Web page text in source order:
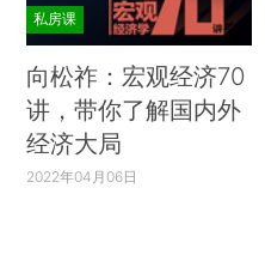
私房课
向松祚：宏观经济70
讲，带你了解国内外
经济大局
2022年04月06日